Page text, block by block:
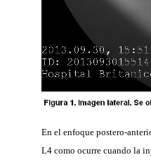
En el enfoque postero-
L4 como ocurre cuando la